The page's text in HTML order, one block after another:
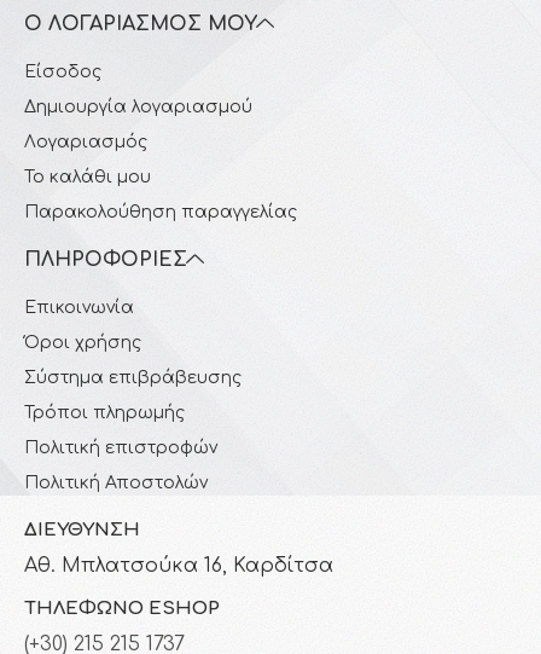
Ο ΛΟΓΑΡΙΑΣΜΌΣ ΜΟΥ
Είσοδος
Δημιουργία λογαριασμού
Λογαριασμός
Το καλάθι μου
Παρακολούθηση παραγγελίας
ΠΛΗΡΟΦΟΡΊΕΣ
Επικοινωνία
Όροι χρήσης
Σύστημα επιβράβευσης
Τρόποι πληρωμής
Πολιτική επιστροφών
Πολιτική Αποστολών
ΔΙΕΎΘΥΝΣΗ
Αθ. Μπλατσούκα 16, Καρδίτσα
ΤΗΛΈΦΩΝΟ ESHOP
(+30) 215 215 1737